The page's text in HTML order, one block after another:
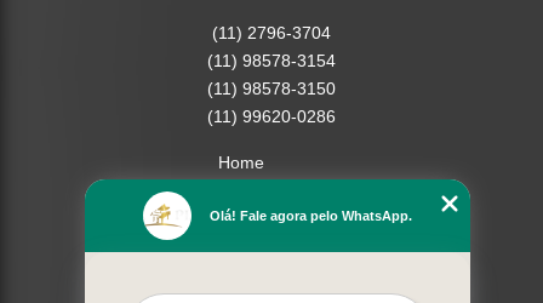
(11) 2796-3704
(11) 98578-3154
(11) 98578-3150
(11) 99620-0286
Home
Missão
Olá! Fale agora pelo WhatsApp.